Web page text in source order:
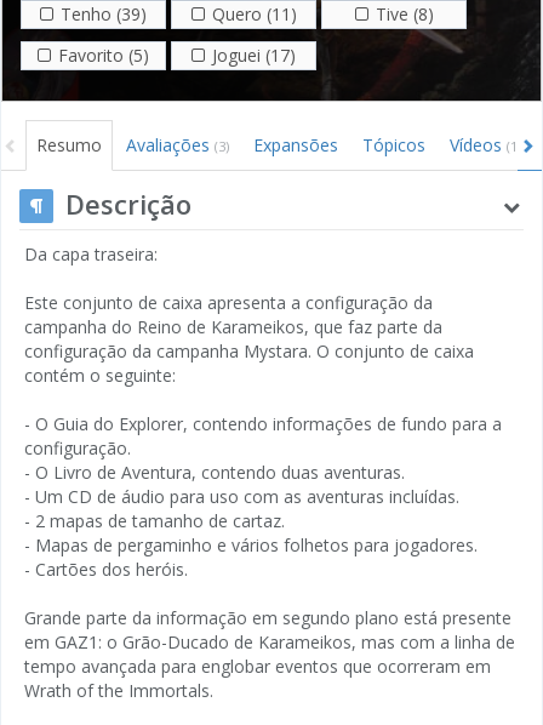
Tenho (39)
Quero (11)
Tive (8)
Favorito (5)
Joguei (17)
Resumo Avaliações (3) Expansões Tópicos Vídeos (1)
Descrição
Da capa traseira:
Este conjunto de caixa apresenta a configuração da
campanha do Reino de Karameikos, que faz parte da
configuração da campanha Mystara. O conjunto de caixa
contém o seguinte:
- O Guia do Explorer, contendo informações de fundo para a
configuração.
- O Livro de Aventura, contendo duas aventuras.
- Um CD de áudio para uso com as aventuras incluídas.
- 2 mapas de tamanho de cartaz.
- Mapas de pergaminho e vários folhetos para jogadores.
- Cartões dos heróis.
Grande parte da informação em segundo plano está presente
em GAZ1: o Grão-Ducado de Karameikos, mas com a linha de
tempo avançada para englobar eventos que ocorreram em
Wrath of the Immortals.